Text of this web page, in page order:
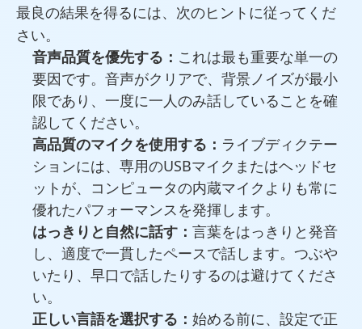
最良の結果を得るには、次のヒントに従ってくだ
さい。
音声品質を優先する： これは最も重要な単一の
要因です。音声がクリアで、背景ノイズが最小
限であり、一度に一人のみ話していることを確
認してください。
高品質のマイクを使用する： ライブディクテー
ションには、専用のUSBマイクまたはヘッドセ
ットが、コンピュータの内蔵マイクよりも常に
優れたパフォーマンスを発揮します。
はっきりと自然に話す： 言葉をはっきりと発音
し、適度で一貫したペースで話します。つぶや
いたり、早口で話したりするのは避けてくださ
い。
正しい言語を選択する： 始める前に、設定で正